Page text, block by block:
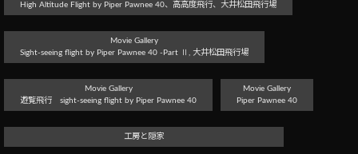
High Altitude Flight by Piper Pawnee 40、高高度飛行、大井松田飛行場
Movie Gallery
Sight-seeing flight by Piper Pawnee 40 -Part Ⅱ, 大井松田飛行場
Movie Gallery
遊覧飛行 sight-seeing flight by Piper Pawnee 40
Movie Gallery
Piper Pawnee 40
工房と隠家